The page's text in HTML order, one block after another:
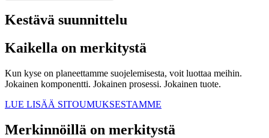
Kestävä suunnittelu
Kaikella on merkitystä
Kun kyse on planeettamme suojelemisesta, voit luottaa meihin.
Jokainen komponentti. Jokainen prosessi. Jokainen tuote.
LUE LISÄÄ SITOUMUKSESTAMME
Merkinnöillä on merkitystä